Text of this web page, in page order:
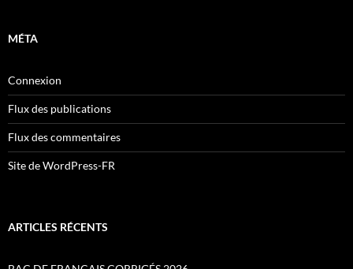
MÉTA
Connexion
Flux des publications
Flux des commentaires
Site de WordPress-FR
ARTICLES RÉCENTS